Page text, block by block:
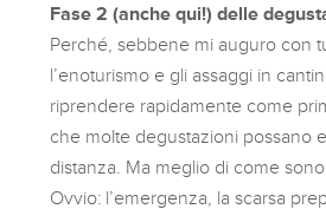
Fase 2 (anche qui!) delle
Perché, sebbene mi auguro con
l’enoturismo e gli assaggi in
riprendere rapidamente come
che molte degustazioni possano
distanza. Ma meglio di come sono
Ovvio: l’emergenza, la scarsa